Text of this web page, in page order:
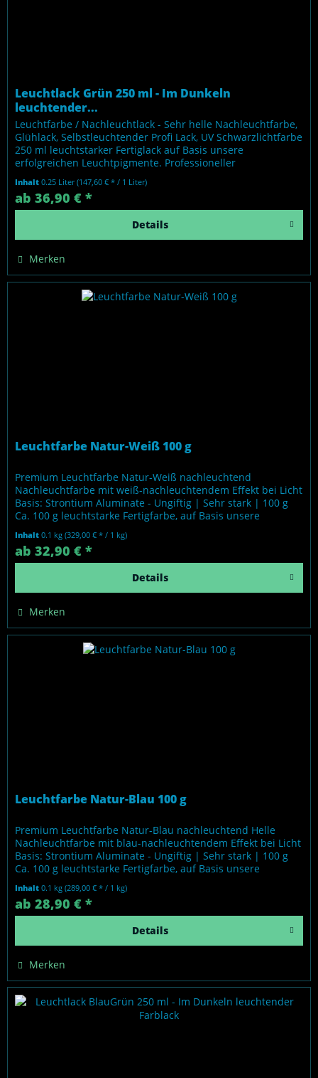
Leuchtlack Grün 250 ml - Im Dunkeln
leuchtender...
Leuchtfarbe / Nachleuchtlack - Sehr helle Nachleuchtfarbe,
Glühlack, Selbstleuchtender Profi Lack, UV Schwarzlichtfarbe
250 ml leuchtstarker Fertiglack auf Basis unsere
erfolgreichen Leuchtpigmente. Professioneller
Inhalt0.25 Liter(147,60 € * / 1 Liter)
ab 36,90 € *
Details
Merken
Leuchtfarbe Natur-Weiß 100 g
Premium Leuchtfarbe Natur-Weiß nachleuchtend
Nachleuchtfarbe mit weiß-nachleuchtendem Effekt bei Licht
Basis: Strontium Aluminate - Ungiftig | Sehr stark | 100 g
Ca. 100 g leuchtstarke Fertigfarbe, auf Basis unsere
Inhalt0.1 kg(329,00 € * / 1 kg)
ab 32,90 € *
Details
Merken
Leuchtfarbe Natur-Blau 100 g
Premium Leuchtfarbe Natur-Blau nachleuchtend Helle
Nachleuchtfarbe mit blau-nachleuchtendem Effekt bei Licht
Basis: Strontium Aluminate - Ungiftig | Sehr stark | 100 g
Ca. 100 g leuchtstarke Fertigfarbe, auf Basis unsere
Inhalt0.1 kg(289,00 € * / 1 kg)
ab 28,90 € *
Details
Merken